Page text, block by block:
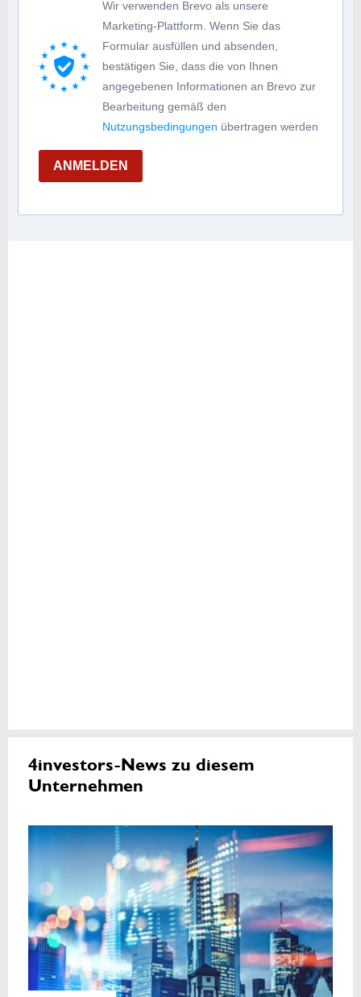
Wir verwenden Brevo als unsere
Marketing-Plattform. Wenn Sie das
Formular ausfüllen und absenden,
bestätigen Sie, dass die von Ihnen
angegebenen Informationen an Brevo zur
Bearbeitung gemäß den
Nutzungsbedingungen übertragen werden
ANMELDEN
4investors-News zu diesem
Unternehmen